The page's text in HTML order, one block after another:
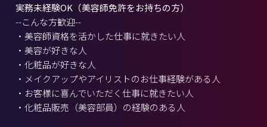
実務未経験OK（美容師免許をお持ちの方）
--こんな方歓迎--
・美容師資格を活かした仕事に就きたい人
・美容が好きな人
・化粧品が好きな人
・メイクアップやアイリストのお仕事経験がある人
・お客様に喜んでいただく仕事に就きたい人
・化粧品販売（美容部員）の経験のある人